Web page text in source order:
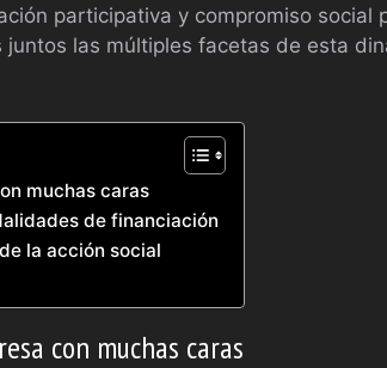
participativa y compromiso social
las múltiples facetas de esta
muchas caras
de financiación
la acción social
con muchas caras